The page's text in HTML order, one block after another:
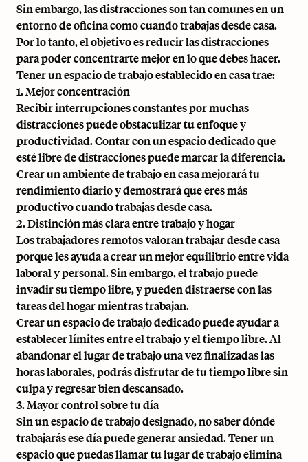
Sin embargo, las distracciones son tan comunes en un
entorno de oficina como cuando trabajas desde casa.
Por lo tanto, el objetivo es reducir las distracciones
para poder concentrarte mejor en lo que debes hacer.
Tener un espacio de trabajo establecido en casa trae:
1. Mejor concentración
Recibir interrupciones constantes por muchas
distracciones puede obstaculizar tu enfoque y
productividad. Contar con un espacio dedicado que
esté libre de distracciones puede marcar la diferencia.
Crear un ambiente de trabajo en casa mejorará tu
rendimiento diario y demostrará que eres más
productivo cuando trabajas desde casa.
2. Distinción más clara entre trabajo y hogar
Los trabajadores remotos valoran trabajar desde casa
porque les ayuda a crear un mejor equilibrio entre vida
laboral y personal. Sin embargo, el trabajo puede
invadir su tiempo libre, y pueden distraerse con las
tareas del hogar mientras trabajan.
Crear un espacio de trabajo dedicado puede ayudar a
establecer límites entre el trabajo y el tiempo libre. Al
abandonar el lugar de trabajo una vez finalizadas las
horas laborales, podrás disfrutar de tu tiempo libre sin
culpa y regresar bien descansado.
3. Mayor control sobre tu día
Sin un espacio de trabajo designado, no saber dónde
trabajarás ese día puede generar ansiedad. Tener un
espacio que puedas llamar tu lugar de trabajo elimina